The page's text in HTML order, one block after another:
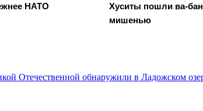
НАТО
Хуситы пошли ва-
мишенью
Отечественной обнаружили в Ладожском